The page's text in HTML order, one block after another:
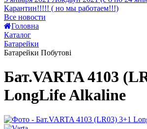
Карантин!!!!! ( но мы работаем!!!)
Все новости
Головна
Каталог
Батарейки
Батарейки Побутові
Бат.VARTA 4103
LongLife Alkaline